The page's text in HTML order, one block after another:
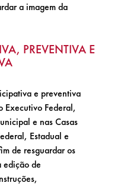
a imagem da
PREVENTIVA E
e preventiva
Executivo Federal,
e nas Casas
Estadual e
de resguardar os
edição de